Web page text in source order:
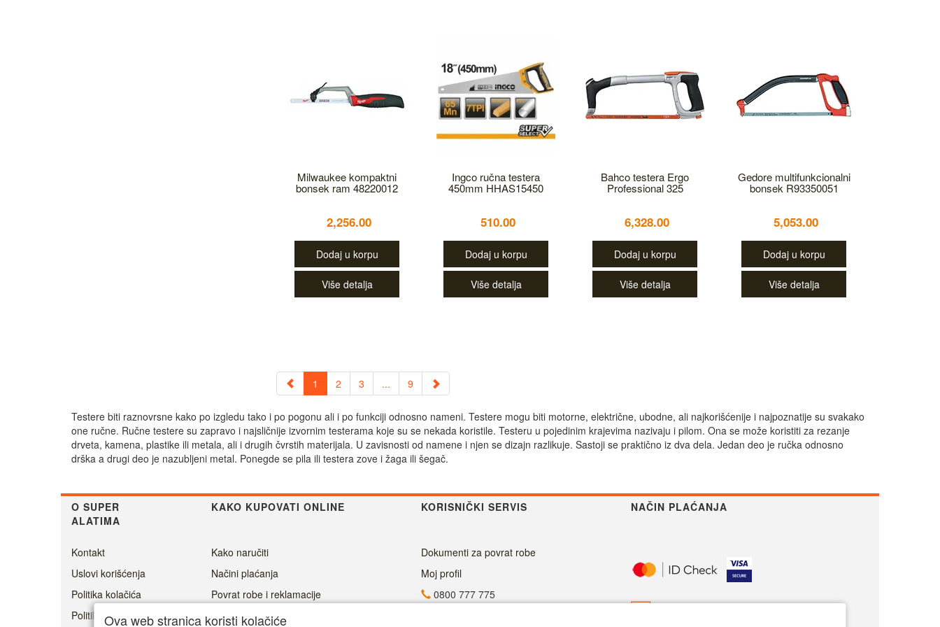
Milwaukee kompaktni
bonsek ram 48220012
2,256.00
Dodaj u korpu
Više detalja
Ingco ručna testera
450mm HHAS15450
510.00
Dodaj u korpu
Više detalja
Bahco testera Ergo
Professional 325
6,328.00
Dodaj u korpu
Više detalja
Gedore multifunkcionalni
bonsek R93350051
5,053.00
Dodaj u korpu
Više detalja
1 2 3 ... 9
Testere biti raznovrsne kako po izgledu tako i po pogonu ali i po funkciji odnosno nameni. Testere mogu biti motorne, električne, ubodne, ali najkorišćenije i najpoznatije su svakako
one ručne. Ručne testere su zapravo i najsličnije izvornim testerama koje su se nekada koristile. Testeru u pojedinim krajevima nazivaju i pilom. Ona se može koristiti za rezanje
drveta, kamena, plastike ili metala, ali i drugih čvrstih materijala. U zavisnosti od namene i njen se dizajn razlikuje. Sastoji se praktično iz dva dela. Jedan deo je ručka odnosno
drška a drugi deo je nazubljeni metal. Ponegde se pila ili testera zove i žaga ili šegač.
O SUPER
ALATIMA
KAKO KUPOVATI ONLINE KORISNIČKI SERVIS NAČIN PLAĆANJA
Kontakt
Uslovi korišćenja
Politika kolačića
Politika privatnosti
Kako naručiti
Načini plaćanja
Povrat robe i reklamacije
Cenovnik dostave
Dokumenti za povrat robe
Moj profil
0800 777 775
Ova web stranica koristi kolačiće